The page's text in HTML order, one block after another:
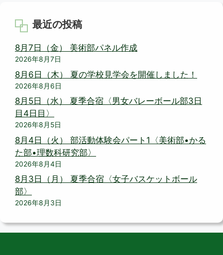
最近の投稿
8月7日（金） 美術部パネル作成
2026年8月7日
8月6日（木） 夏の学校見学会を開催しました！
2026年8月6日
8月5日（水） 夏季合宿〈男女バレーボール部3日
目4日目〉
2026年8月5日
8月4日（火） 部活動体験会パート1〈美術部•かる
た部•理数科研究部〉
2026年8月4日
8月3日（月） 夏季合宿〈女子バスケットボール
部〉
2026年8月3日